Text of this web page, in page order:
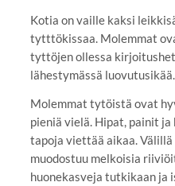
Kotia on vaille kaksi
tytttökissaa. Molemmat
tyttöjen ollessa
lähestymässä luovutusikää.
Molemmat tytöistä ovat
pieniä vielä. Hipat, painit
tapoja viettää aikaa. Välillä
muodostuu melkoisia
huonekasveja tutkikaan ja